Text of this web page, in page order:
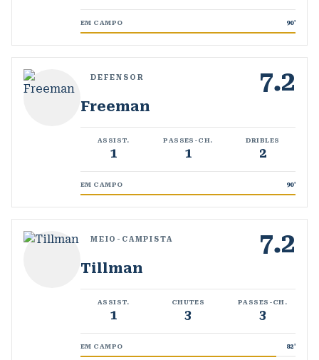
EM CAMPO 90'
DEFENSOR 7.2
Freeman
ASSIST.
1
PASSES-CH.
1
DRIBLES
2
EM CAMPO 90'
MEIO-CAMPISTA 7.2
Tillman
ASSIST.
1
CHUTES
3
PASSES-CH.
3
EM CAMPO 82'